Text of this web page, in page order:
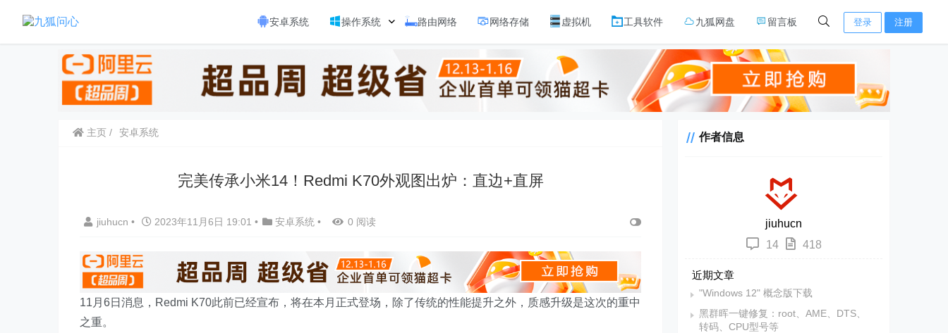
安卓系统 操作系统 路由网络 网络存储 虚拟机 工具软件 九狐网盘 留言板 登录 注册
主页 安卓系统
完美传承小米14！Redmi K70外观图出炉：直边+直屏
jiuhucn • 2023年11月6日 19:01 • 安卓系统 • 0 阅读
11月6日消息，Redmi K70此前已经宣布，将在本月正式登场，除了传统的性能提升之外，质感升级是这次的重中
之重。
作者信息
jiuhucn
14
418
近期文章
"Windows 12" 概念版下载
黑群晖一键修复：root、AME、DTS、
转码、CPU型号等